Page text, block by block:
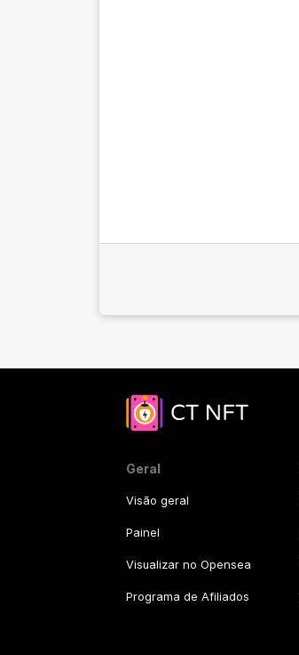
Geral
Visão geral
Painel
Visualizar no Opensea
Programa de Afiliados